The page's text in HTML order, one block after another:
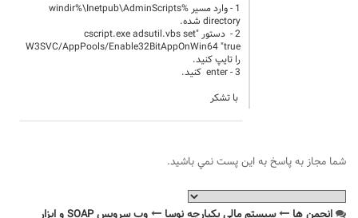
1 - وارد مسیر %windir%\Inetpub\AdminScripts
directory شده.
2 - دستور "cscript.exe adsutil.vbs set
W3SVC/AppPools/Enable32BitAppOnWin64 "true
را تایپ کنید.
3 - enter کنید.
با تشکر
شما مجاز به پاسخ به اين پست نمي باشيد.